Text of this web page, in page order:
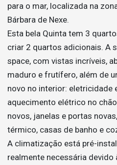
para o mar, localizada na
Bárbara de Nexe.
Esta bela Quinta tem 3
criar 2 quartos adicionais. A
space, com vistas incríveis,
maduro e frutífero, além de
novo no interior: eletricidade
aquecimento elétrico no
novos, janelas e portas
térmico, casas de banho e
A climatização está pré-
realmente necessária devido